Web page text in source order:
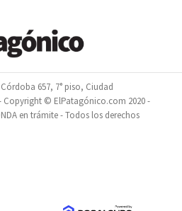
657, 7° piso, Ciudad
Copyright © ElPatagónico.com 2020 -
en trámite - Todos los derechos